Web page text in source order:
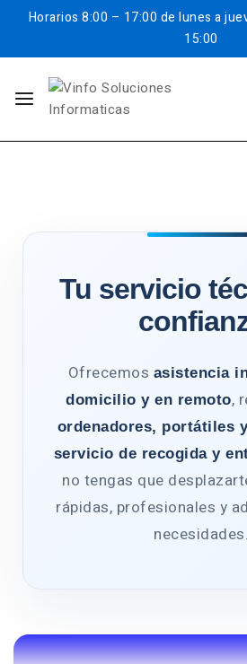
Horarios 8:00 – 17:00 de lunes a
15:00
Tu servicio
Ofrecemos asistencia
domicilio y en remoto,
ordenadores, portátiles
servicio de recogida y
no tengas que
rápidas, profesionales y
necesidades.